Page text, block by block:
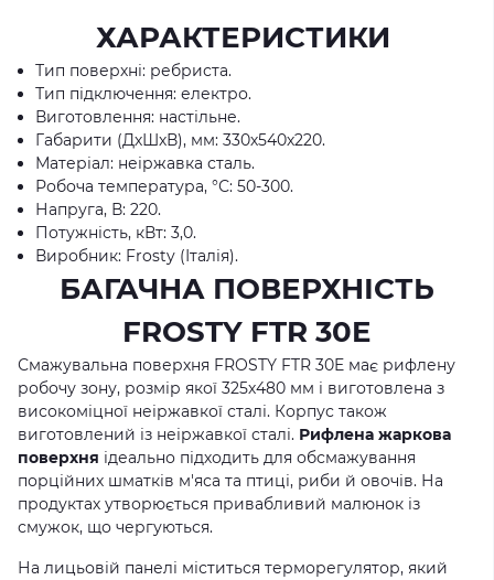
ХАРАКТЕРИСТИКИ
Тип поверхні: ребриста.
Тип підключення: електро.
Виготовлення: настільне.
Габарити (ДхШхВ), мм: 330х540х220.
Матеріал: неіржавка сталь.
Робоча температура, °С: 50-300.
Напруга, В: 220.
Потужність, кВт: 3,0.
Виробник: Frosty (Італія).
БАГАЧНА ПОВЕРХНІСТЬ
FROSTY FTR 30E
Смажувальна поверхня FROSTY FTR 30E має рифлену
робочу зону, розмір якої 325х480 мм і виготовлена з
високоміцної неіржавкої сталі. Корпус також
виготовлений із неіржавкої сталі. Рифлена жаркова
поверхня ідеально підходить для обсмажування
порційних шматків м'яса та птиці, риби й овочів. На
продуктах утворюється привабливий малюнок із
смужок, що чергуються.
На лицьовій панелі міститься терморегулятор, який